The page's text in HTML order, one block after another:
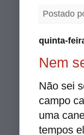
Postado
quinta-
Nem
Não sei
campo
uma
tempos